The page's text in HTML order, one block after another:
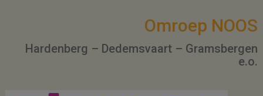
Omroep NOOS
Hardenberg – Dedemsvaart – Gramsbergen
e.o.